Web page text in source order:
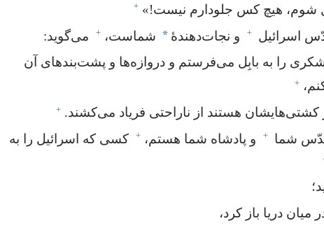
شوم،‏ هیچ کس جلودارم نیست!‏»‏ +
اسرائیل + و نجات‌دهندهٔ * شماست،‏ +
می‌گوید:‏
را به بابِل می‌فرستم و دروازه‌ها و پشت‌بندهای آن
+
کشتی‌هایشان هستند از ناراحتی فریاد می‌کشند.‏ +
شما + و پادشاه شما هستم،‏ +
کسی که اسرائیل را به
دریا باز کرد،‏